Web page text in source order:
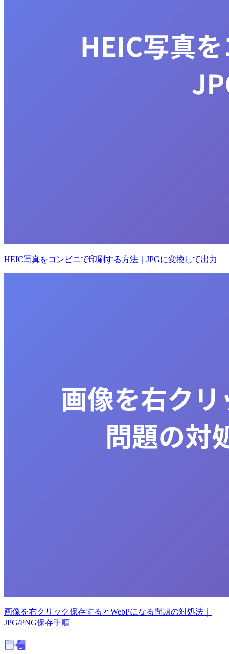
HEIC写真をコンビニで印刷する方法｜JPGに変換して出力
画像を右クリック保存するとWebPになる問題の対処法｜
JPG/PNG保存手順